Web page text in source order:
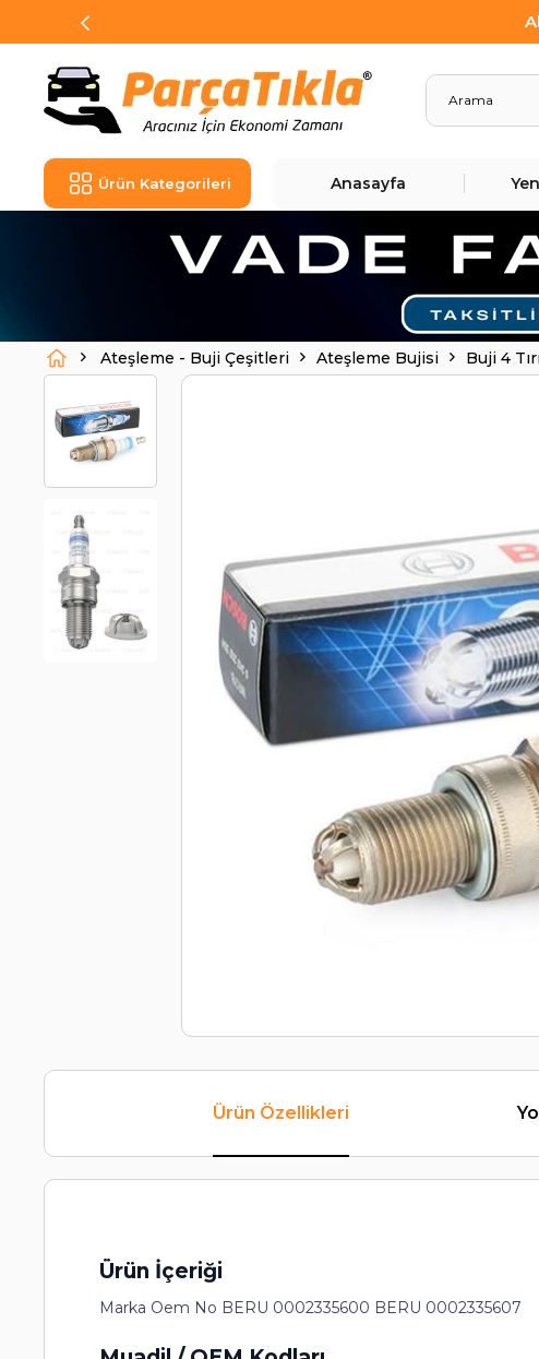
Ürün Kategorileri Anasayfa
Ateşleme - Buji Çeşitleri Ateşleme Bujisi Buji 4
Ürün Özellikleri
Ürün İçeriği
Marka Oem No BERU 0002335600 BERU 0002335607